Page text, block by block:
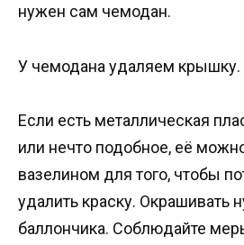
нужен сам чемодан.
У чемодана удаляем крышку.
Если есть металлическая
или нечто подобное, её
вазелином для того, чтобы
удалить краску. Окрашивать
баллончика. Соблюдайте